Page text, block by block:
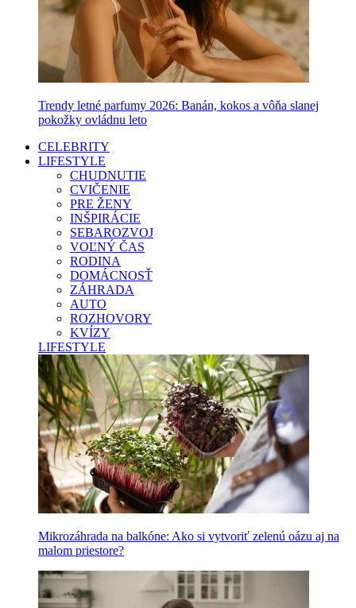
Trendy letné parfumy 2026: Banán, kokos a vôňa slanej
pokožky ovládnu leto
CELEBRITY
LIFESTYLE
CHUDNUTIE
CVIČENIE
PRE ŽENY
INŠPIRÁCIE
SEBAROZVOJ
VOĽNÝ ČAS
RODINA
DOMÁCNOSŤ
ZÁHRADA
AUTO
ROZHOVORY
KVÍZY
LIFESTYLE
Mikrozáhrada na balkóne: Ako si vytvoriť zelenú oázu aj na
malom priestore?